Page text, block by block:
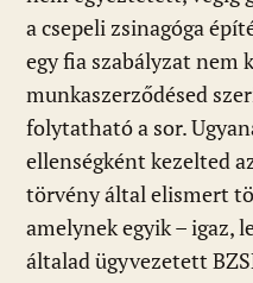
a csepeli zsinagóga
egy fia szabályzat nem
munkaszerződésed
folytatható a sor.
ellenségként kezelted
törvény által elismert
amelynek egyik – igaz,
általad ügyvezetett